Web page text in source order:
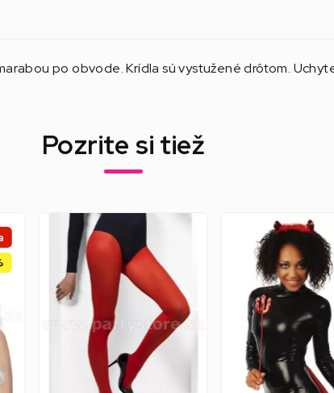
po obvode. Krídla sú vystužené drôtom.
Pozrite si tiež